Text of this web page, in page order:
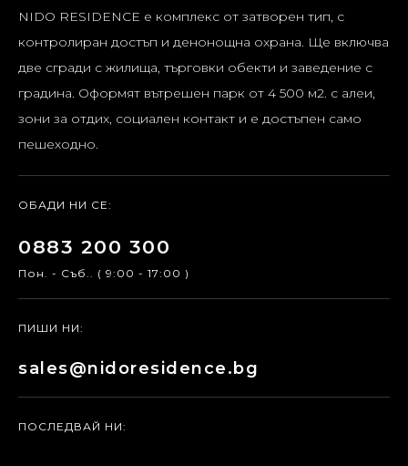
NIDO RESIDENCE е комплекс от затворен тип, с
контролиран достъп и денонощна охрана. Ще включва
две сгради с жилища, търговки обекти и заведение с
градина. Оформят вътрешен парк от 4 500 м2. с алеи,
зони за отдих, социален контакт и е достъпен само
пешеходно.
ОБАДИ НИ СЕ:
0883 200 300
Пон. - Съб.. ( 9:00 - 17:00 )
ПИШИ НИ:
sales@nidoresidence.bg
ПОСЛЕДВАЙ НИ: